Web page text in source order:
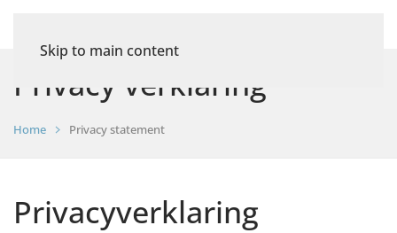
Skip to main content
Privacy verklaring
Home Privacy statement
Privacyverklaring